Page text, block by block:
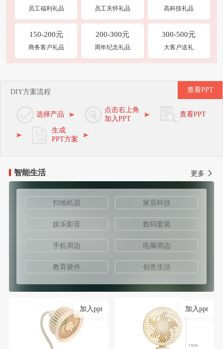
员工福利礼品 员工关怀礼品 高科技礼品
150-200元
商务客户礼品
200-300元
周年纪念礼品
300-500元
大客户送礼
DIY方案流程
选择产品
点击右上角
加入PPT
查看PPT
生成
PPT方案
查看PPT
智能生活 更多
扫地机器 家居科技
娱乐影音 数码套装
手机周边 电脑周边
教育硬件 创意生活
加入ppt 加入ppt